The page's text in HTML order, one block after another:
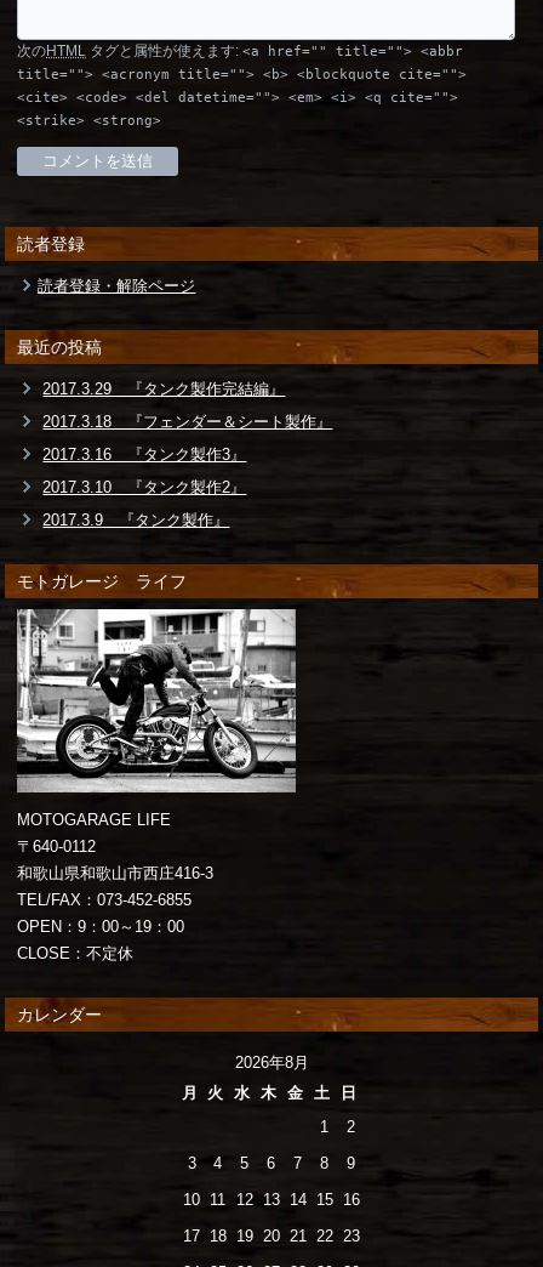
次のHTML タグと属性が使えます:<a href="" title=""> <abbr
title=""> <acronym title=""> <b> <blockquote cite="">
<cite> <code> <del datetime=""> <em> <i> <q cite="">
<strike> <strong>
読者登録
読者登録・解除ページ
最近の投稿
2017.3.29 『タンク製作完結編』
2017.3.18 『フェンダー＆シート製作』
2017.3.16 『タンク製作3』
2017.3.10 『タンク製作2』
2017.3.9 『タンク製作』
モトガレージ ライフ
MOTOGARAGE LIFE
〒640-0112
和歌山県和歌山市西庄416-3
TEL/FAX：073-452-6855
OPEN：9：00～19：00
CLOSE：不定休
カレンダー
2026年8月
月
火 水 木 金 土
日
1
2
3
4 5 6 7 8
9
10 11 12 13 14 15
16
17 18 19 20 21 22
23